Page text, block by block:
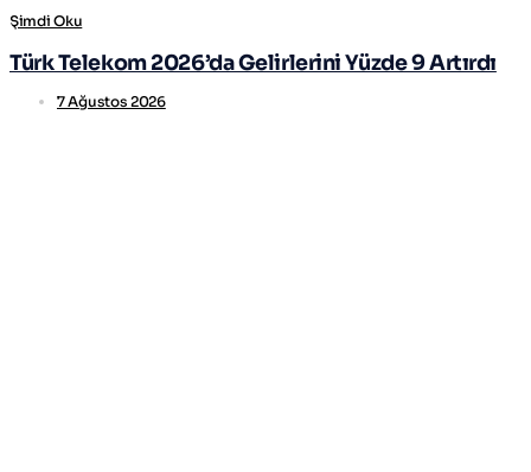
Şimdi Oku
Türk Telekom 2026’da Gelirlerini Yüzde 9 Artırdı
7 Ağustos 2026